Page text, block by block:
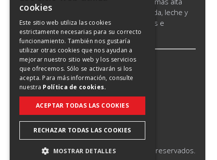
2026Saputo Inc. Todos los derechos reservados.
calidad, que incluyen quesos, leche líquida, leche y
crema de larga vida, productos cultivados e
ingredientes lácteos.
Aviso jurí
Política de cookies
Política de confidencialidad
Aviso de privacidad de California (CCPA)
Aviso sobre falso reclutamiento
FRENCH
cookies
Este sitio web utiliza las cookies
estrictamente necesarias para su correcto
funcionamiento. También nos gustaría
utilizar otras cookies que nos ayudan a
mejorar nuestro sitio web y los servicios
que ofrecemos. Sólo se activarán si los
acepta. Para más información, consulte
nuestra Política de cookies.
ACEPTAR TODAS LAS COOKIES
RECHAZAR TODAS LAS COOKIES
MOSTRAR DETALLES